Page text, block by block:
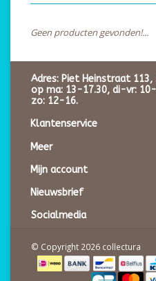
Geen producten gevonden!...
Adres: Piet Heinstraat 113,
op ma: 13-17.30, di-vr:
zo: 12-16.
Klantenservice
Meer
Mijn account
Nieuwsbrief
Socialmedia
© Copyright 2026 collectura